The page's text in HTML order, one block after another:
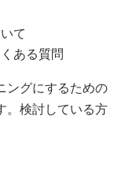
て
ある質問
ングにするための
。検討している方